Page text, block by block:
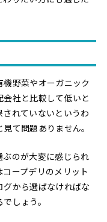
野菜やオーガニック
社と比較して低いと
れていないというわ
て問題ありません。
のが大変に感じられ
ープデリのメリット
から選ばなければな
しょう。